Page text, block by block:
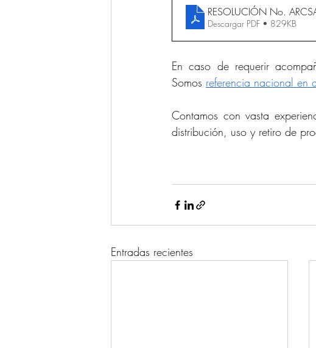
RESOLUCIÓN No.
Descargar PDF • 829KB
En caso de requerir
Somos referencia nacional en
Contamos con vasta
distribución, uso y retiro de
Entradas recientes